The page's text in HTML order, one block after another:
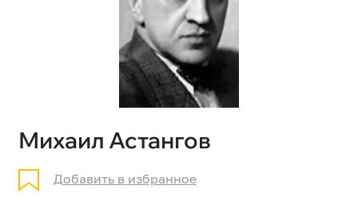
Михаил Астангов
Добавить в избранное